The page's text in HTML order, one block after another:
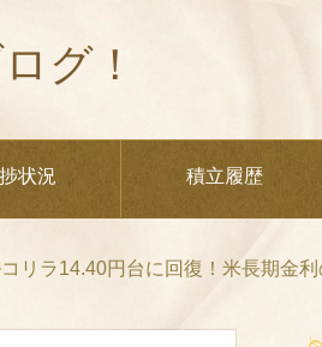
グ！
状況 積立履歴
コリラ14.40円台に回復！米長期金